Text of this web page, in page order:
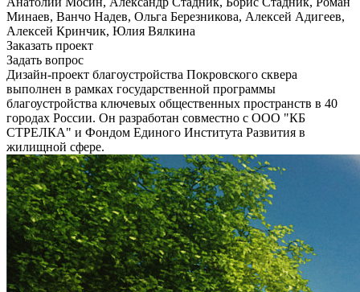
Минаев, Ванчо Надев, Ольга Березникова, Алексей Адигеев,
Алексей Кринчик, Юлия Вялкина
Заказать проект
Задать вопрос
Дизайн-проект благоустройства Покровского сквера
выполнен в рамках государственной программы
благоустройства ключевых общественных пространств в 40
городах России. Он разработан совместно с ООО "КБ
СТРЕЛКА" и Фондом Единого Института Развития в
жилищной сфере.